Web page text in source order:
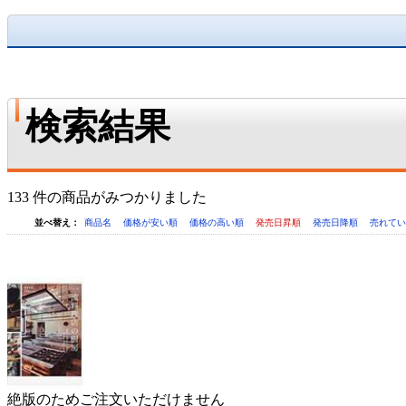
検索結果
133 件の商品がみつかりました
並べ替え： 商品名 価格が安い順 価格の高い順 発売日昇順 発売日降順 売れて
絶版のためご注文いただけません